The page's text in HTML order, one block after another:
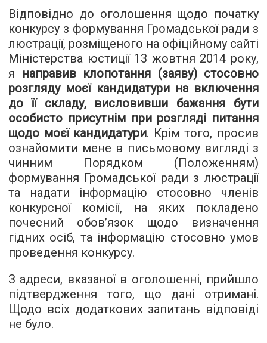
Відповідно до оголошення щодо початку
конкурсу з формування Громадської ради з
люстрації, розміщеного на офіційному сайті
Міністерства юстиції 13 жовтня 2014 року,
я
направив клопотання (заяву) стосовно
розгляду моєї кандидатури на включення
до її складу, висловивши бажання бути
особисто присутнім при розгляді питання
щодо моєї кандидатури. Крім того, просив
ознайомити мене в письмовому вигляді з
чинним Порядком (Положенням)
формування Громадської ради з люстрації
та надати інформацію стосовно членів
конкурсної комісії, на яких покладено
почесний обов’язок щодо визначення
гідних осіб, та інформацію стосовно умов
проведення конкурсу.
З адреси, вказаної в оголошенні, прийшло
підтвердження того, що дані отримані.
Щодо всіх додаткових запитань відповіді
не було.